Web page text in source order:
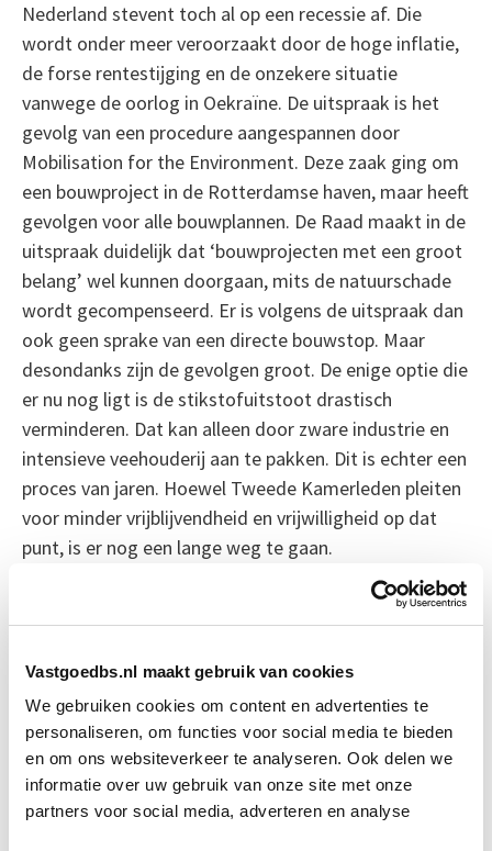
Vastgoedbs.nl maakt gebruik van cookies
We gebruiken cookies om content en advertenties te
personaliseren, om functies voor social media te bieden
en om ons websiteverkeer te analyseren. Ook delen we
informatie over uw gebruik van onze site met onze
partners voor social media, adverteren en analyse
Nederland stevent toch al op een recessie af. Die
wordt onder meer veroorzaakt door de hoge inflatie,
de forse rentestijging en de onzekere situatie
vanwege de oorlog in Oekraïne. De uitspraak is het
gevolg van een procedure aangespannen door
Mobilisation for the Environment. Deze zaak ging om
een bouwproject in de Rotterdamse haven, maar heeft
gevolgen voor alle bouwplannen. De Raad maakt in de
uitspraak duidelijk dat ‘bouwprojecten met een groot
belang’ wel kunnen doorgaan, mits de natuurschade
wordt gecompenseerd. Er is volgens de uitspraak dan
ook geen sprake van een directe bouwstop. Maar
desondanks zijn de gevolgen groot. De enige optie die
er nu nog ligt is de stikstofuitstoot drastisch
verminderen. Dat kan alleen door zware industrie en
intensieve veehouderij aan te pakken. Dit is echter een
proces van jaren. Hoewel Tweede Kamerleden pleiten
voor minder vrijblijvendheid en vrijwilligheid op dat
punt, is er nog een lange weg te gaan.
Boeiend verhaal? Duik dan eens
in deze opleidingen:
Vergunningverlening, Handhaving
en Stikstof
Start wo 11
nov